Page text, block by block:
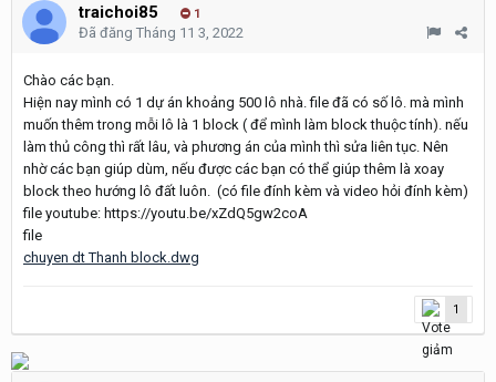
traichoi85 1
Đã đăng Tháng 11 3, 2022
Chào các bạn.
Hiện nay mình có 1 dự án khoảng 500 lô nhà. file đã có số lô. mà mình
muốn thêm trong mỗi lô là 1 block ( để mình làm block thuộc tính). nếu
làm thủ công thì rất lâu, và phương án của mình thì sửa liên tục. Nên
nhờ các bạn giúp dùm, nếu được các bạn có thể giúp thêm là xoay
block theo hướng lô đất luôn. (có file đính kèm và video hỏi đính kèm)
file youtube: https://youtu.be/xZdQ5gw2coA
file
chuyen dt Thanh block.dwg
1